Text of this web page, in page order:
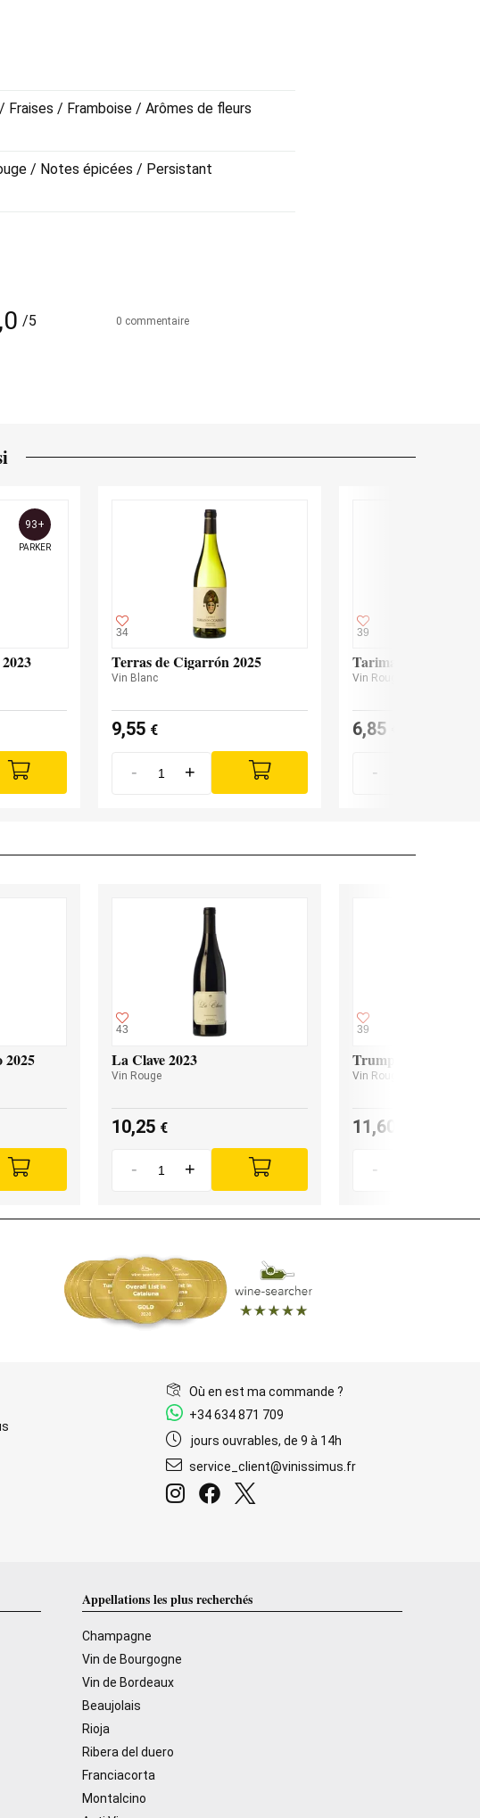
/ Framboise / Arômes de fleurs
/ Notes épicées / Persistant
/5 0 commentaire
93+
PARKER
34
Terras de Cigarrón 2025
Vin Blanc
9,55 €
- +
39
Tarima Monastrell
Vin Rouge
6,85
-
2025
43
La Clave 2023
Vin Rouge
10,25 €
- +
39
Trumpeter Malbec
Vin Rouge
11,60
-
Où en est ma commande ?
+34 634 871 709
jours ouvrables, de 9 à 14h
service_client@vinissimus.fr
Appellations les plus recherchés
Champagne
Vin de Bourgogne
Vin de Bordeaux
Beaujolais
Rioja
Ribera del duero
Franciacorta
Montalcino